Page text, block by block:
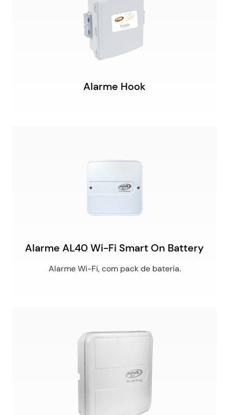
Alarme Hook
Alarme AL40 Wi-Fi Smart On Battery
Alarme Wi-Fi, com pack de bateria.